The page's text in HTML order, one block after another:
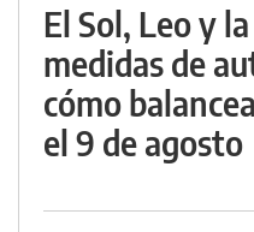
El Sol, Leo y
medidas de
cómo
el 9 de agosto